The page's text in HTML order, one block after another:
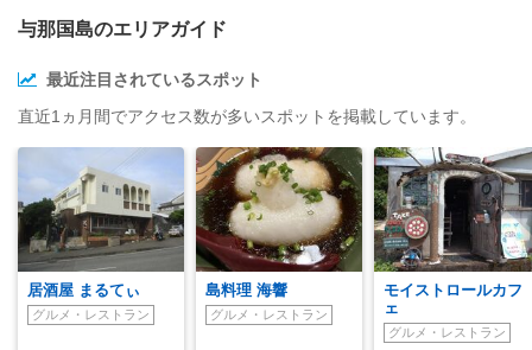
与那国島のエリアガイド
最近注目されているスポット
直近1ヵ月間でアクセス数が多いスポットを掲載しています。
居酒屋 まるてぃ
グルメ・レストラン
島料理 海響
グルメ・レストラン
モイストロールカフ
ェ
グルメ・レストラン